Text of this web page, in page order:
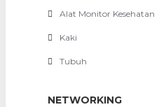
Alat Monitor Kesehatan
Kaki
Tubuh
NETWORKING